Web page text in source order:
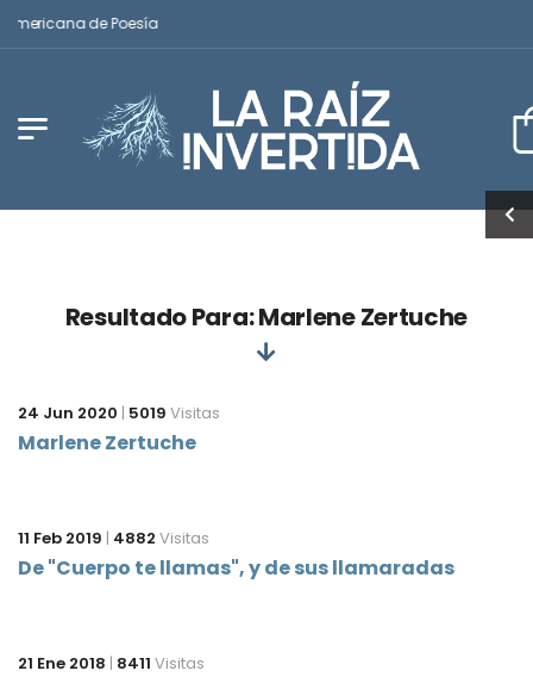
de Poesía
Resultado Para: Marlene Zertuche
24 Jun 2020 | 5019 Visitas
Marlene Zertuche
11 Feb 2019 | 4882 Visitas
De "Cuerpo te llamas", y de sus llamaradas
21 Ene 2018 | 8411 Visitas